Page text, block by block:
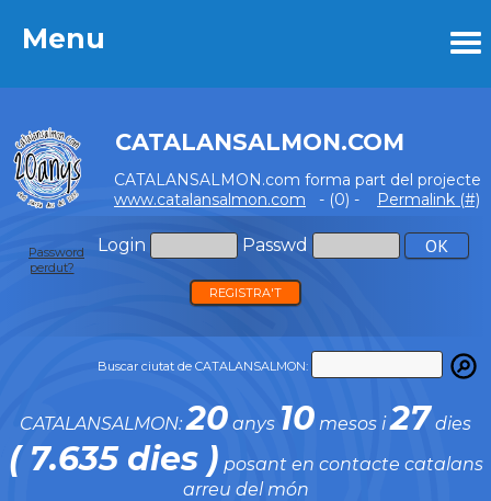
Menu
CATALANSALMON.COM
CATALANSALMON.com forma part del projecte
www.catalansalmon.com - (0) - Permalink (#)
Login Passwd
Password
perdut?
REGISTRA'T
Buscar ciutat de CATALANSALMON:
CATALANSALMON:20 anys 10 mesos i27 dies
( 7.635 dies ) posant en contacte catalans
arreu del món
Menu